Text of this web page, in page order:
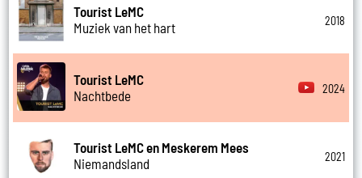
Tourist LeMC
Muziek van het hart
2018
Tourist LeMC
Nachtbede
2024
Tourist LeMC en Meskerem Mees
Niemandsland
2021